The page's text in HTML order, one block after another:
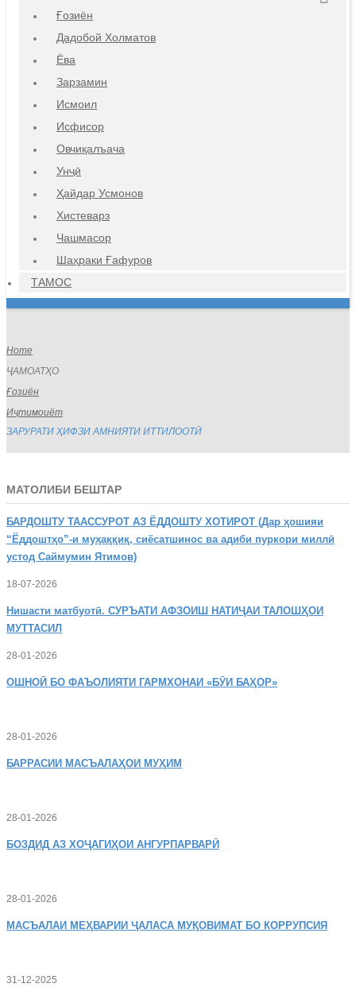
Ғозиён
Дадобой Холматов
Ёва
Зарзамин
Исмоил
Исфисор
Овчиқалъача
Унҷӣ
Ҳайдар Усмонов
Хистеварз
Чашмасор
Шаҳраки Ғафуров
ТАМОС
Home
ҶАМОАТҲО
Ғозиён
Иҷтимоиёт
ЗАРУРАТИ ҲИФЗИ АМНИЯТИ ИТТИЛООТӢ
МАТОЛИБИ БЕШТАР
БАРДОШТУ ТААССУРОТ АЗ ЁДДОШТУ ХОТИРОТ (Дар ҳошияи
“Ёддоштҳо”-и муҳаққиқ, сиёсатшинос ва адиби пуркори миллӣ
устод Саймумин Ятимов)
18-07-2026
Нишасти матбуотӣ. СУРЪАТИ АФЗОИШ НАТИҶАИ ТАЛОШҲОИ
МУТТАСИЛ
28-01-2026
ОШНОӢ БО ФАЪОЛИЯТИ ГАРМХОНАИ «БӮИ БАҲОР»
28-01-2026
БАРРАСИИ МАСЪАЛАҲОИ МУҲИМ
28-01-2026
БОЗДИД АЗ ХОҶАГИҲОИ АНГУРПАРВАРӢ
28-01-2026
МАСЪАЛАИ МЕҲВАРИИ ҶАЛАСА МУҚОВИМАТ БО КОРРУПСИЯ
31-12-2025